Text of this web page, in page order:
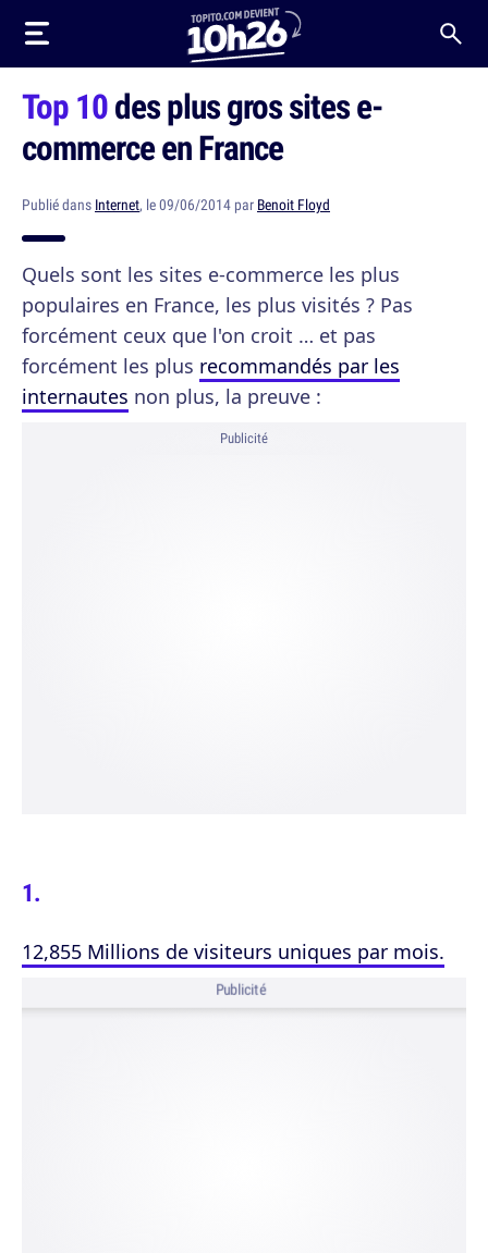
Top 10des plus gros sites e-
commerce en France
Publié dans Internet, le 09/06/2014 par Benoit Floyd
Quels sont les sites e-commerce les plus
populaires en France, les plus visités ? Pas
forcément ceux que l'on croit … et pas
forcément les plus recommandés par les
internautes non plus, la preuve :
Publicité
12,855 Millions de visiteurs uniques par mois.
Publicité